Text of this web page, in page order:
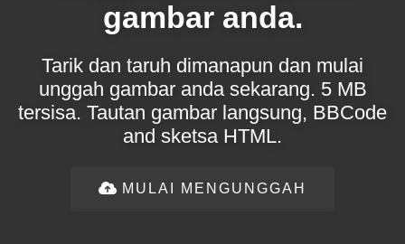
gambar anda.
Tarik dan taruh dimanapun dan mulai
unggah gambar anda sekarang. 5 MB
tersisa. Tautan gambar langsung, BBCode
and sketsa HTML.
MULAI MENGUNGGAH